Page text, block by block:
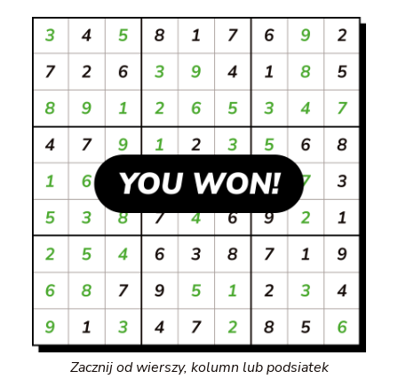
Zacznij od wierszy, kolumn lub podsiatek